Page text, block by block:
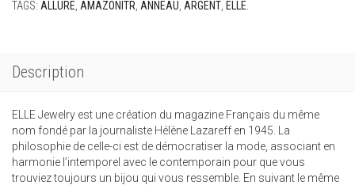
TAGS: ALLURE AMAZONITR ANNEAU ARGENT ELLE
Description
ELLE Jewelry est une création du magazine Français du même
nom fondé par la journaliste Hélène Lazareff en 1945. La
philosophie de celle-ci est de démocratiser la mode, associant en
harmonie l’intemporel avec le contemporain pour que vous
trouviez toujours un bijou qui vous ressemble. En suivant le même